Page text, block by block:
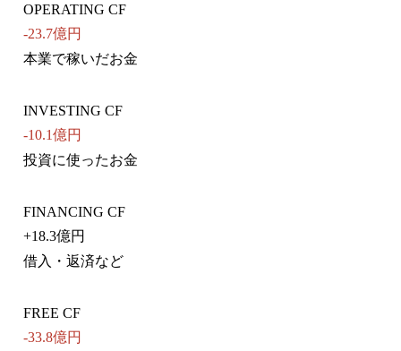
OPERATING CF
-23.7億円
本業で稼いだお金
INVESTING CF
-10.1億円
投資に使ったお金
FINANCING CF
+18.3億円
借入・返済など
FREE CF
-33.8億円